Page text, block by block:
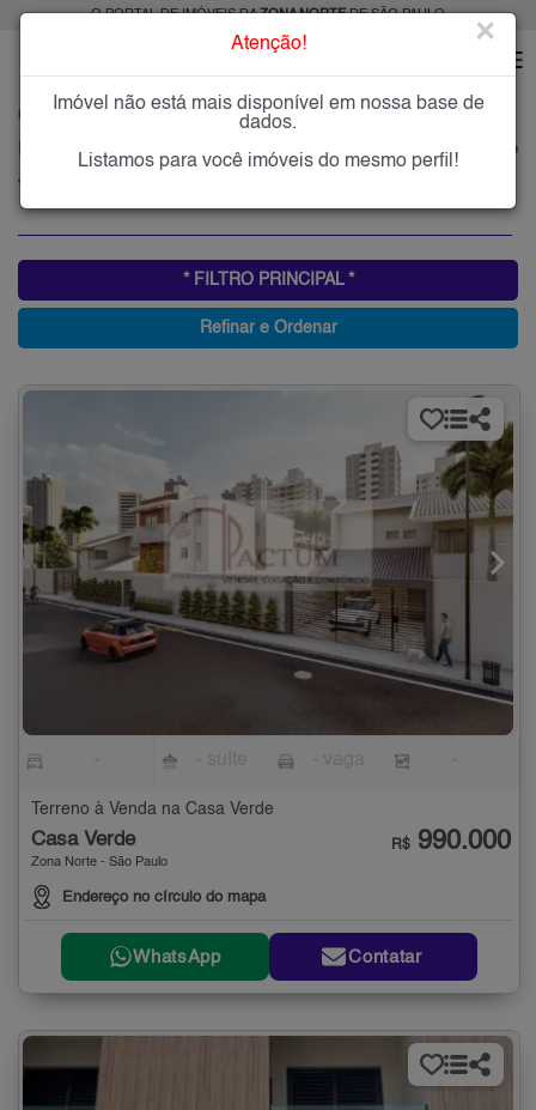
O PORTAL DE IMÓVEIS DAZONA NORTEDE SÃO PAULO
JARDIM DAS GRAÇAS
Imóveis à Venda no Jardim das Graças, Zona Norte de São Paulo
Jardim das Graças, Zona Norte
* FILTRO PRINCIPAL *
Refinar e Ordenar
Terreno à Venda na Casa Verde
Casa Verde
Zona Norte - São Paulo
Endereço no círculo do mapa
R$ 990.000
WhatsApp Contatar
Atenção! ×
Imóvel não está mais disponível em nossa base de
dados.
Listamos para você imóveis do mesmo perfil!